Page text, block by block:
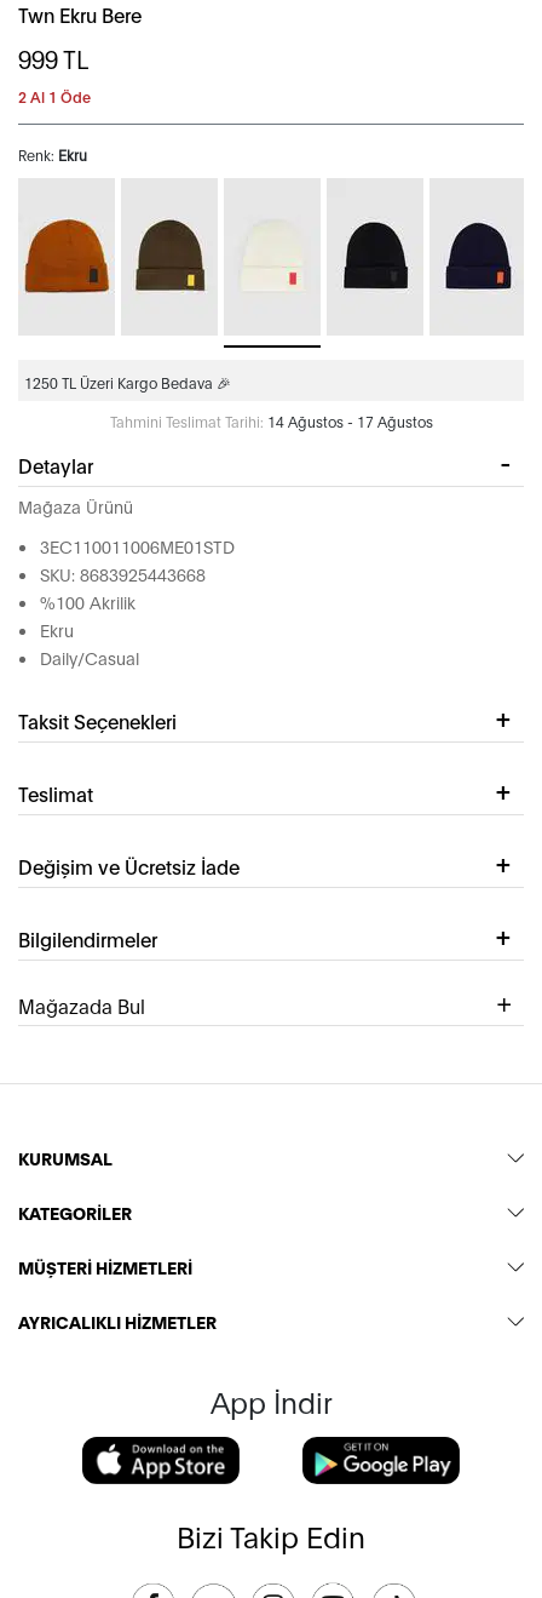
Twn Ekru Bere
999TL
2 Al 1 Öde
Renk: Ekru
1250 TL Üzeri Kargo Bedava 🎉
Tahmini Teslimat Tarihi: 14 Ağustos - 17 Ağustos
Detaylar
Mağaza Ürünü
3EC110011006ME01STD
SKU: 8683925443668
%100 Akrilik
Ekru
Daily/Casual
Taksit Seçenekleri
Teslimat
Değişim ve Ücretsiz İade
Bilgilendirmeler
Mağazada Bul
KURUMSAL
KATEGORİLER
MÜŞTERİ HİZMETLERİ
AYRICALIKLI HİZMETLER
App İndir
Bizi Takip Edin